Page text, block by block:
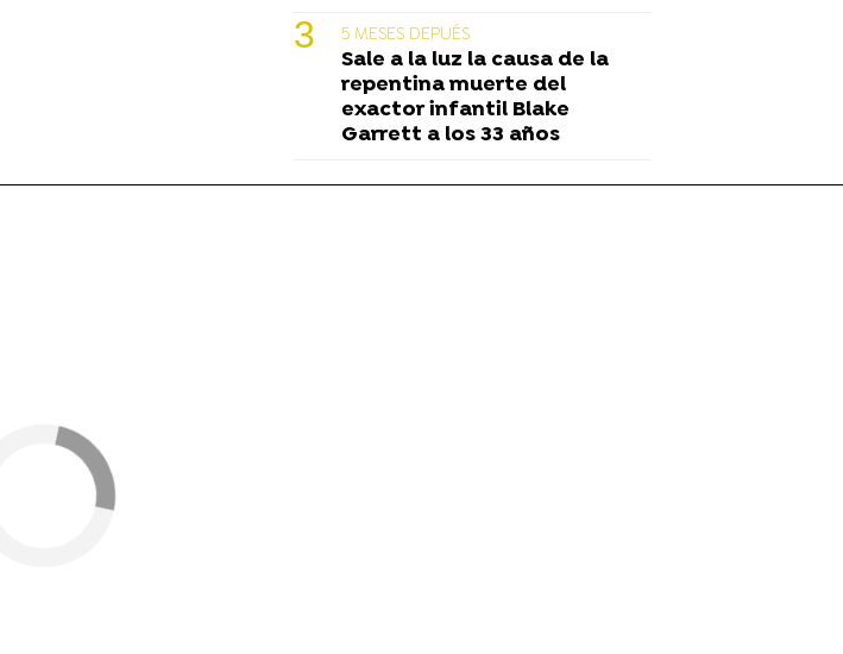
5 MESES DEPUÉS
Sale a la luz la causa de la
repentina muerte del
exactor infantil Blake
Garrett a los 33 años